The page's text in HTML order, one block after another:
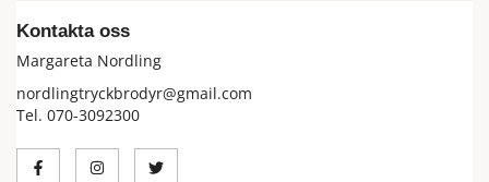
Kontakta oss
Margareta Nordling
nordlingtryckbrodyr@gmail.com
Tel. 070-3092300